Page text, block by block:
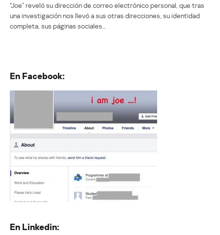
“Joe” reveló su dirección de correo electrónico personal, que tras
una investigación nos llevó a sus otras direcciones, su identidad
completa, sus páginas sociales…
En Facebook:
En Linkedin: